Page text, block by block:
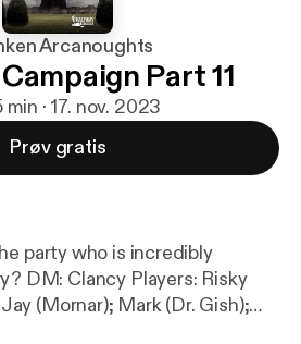
Arcanoughts
Part 11
min · 17. nov. 2023
Prøv gratis
party who is incredibly
(Mornar); Mark (Dr. Gish);